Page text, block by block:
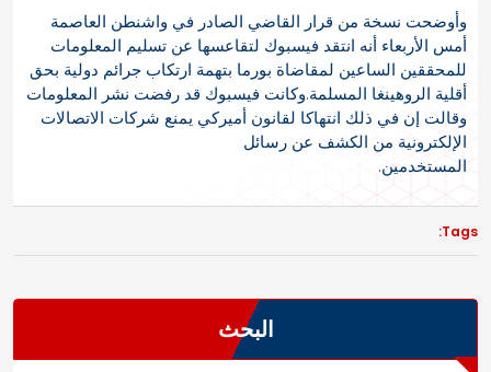
وأوضحت نسخة من قرار القاضي الصادر في واشنطن العاصمة
أمس الأربعاء أنه انتقد فيسبوك لتقاعسها عن تسليم المعلومات
للمحققين الساعين لمقاضاة بورما بتهمة ارتكاب جرائم دولية بحق
أقلية الروهينغا المسلمة.وكانت فيسبوك قد رفضت نشر المعلومات
وقالت إن في ذلك انتهاكا لقانون أميركي يمنع شركات الاتصالات
الإلكترونية من الكشف عن رسائل
المستخدمين.
Tags:
البحث